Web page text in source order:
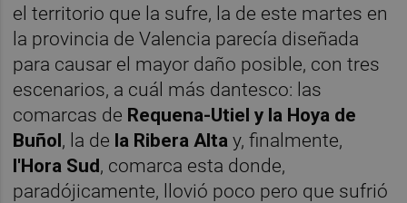
el territorio que la sufre, la de este martes en
la provincia de Valencia parecía diseñada
para causar el mayor daño posible, con tres
escenarios, a cuál más dantesco: las
comarcas de Requena-Utiel y la Hoya de
Buñol, la de la Ribera Alta y, finalmente,
l'Hora Sud, comarca esta donde,
paradójicamente, llovió poco pero que sufrió